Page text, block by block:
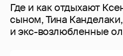
Где и как отдыхают
сыном, Тина
и экс-возлюбленные